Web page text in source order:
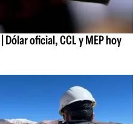
oficial, CCL y MEP hoy